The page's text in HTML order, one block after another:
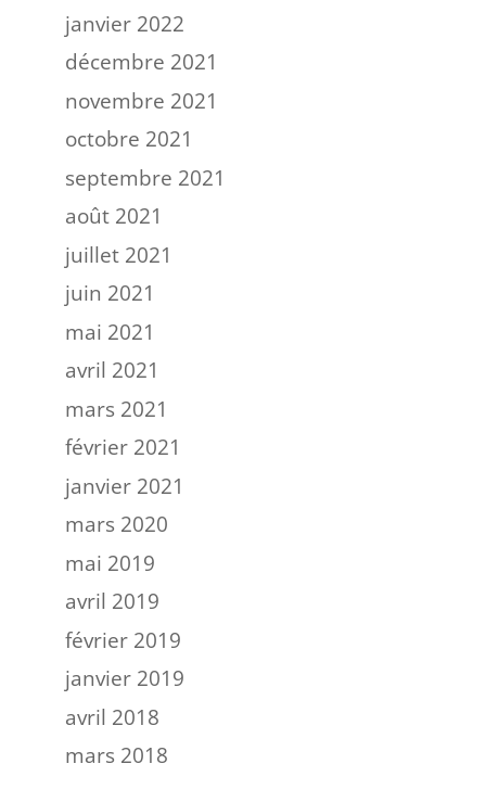
janvier 2022
décembre 2021
novembre 2021
octobre 2021
septembre 2021
août 2021
juillet 2021
juin 2021
mai 2021
avril 2021
mars 2021
février 2021
janvier 2021
mars 2020
mai 2019
avril 2019
février 2019
janvier 2019
avril 2018
mars 2018